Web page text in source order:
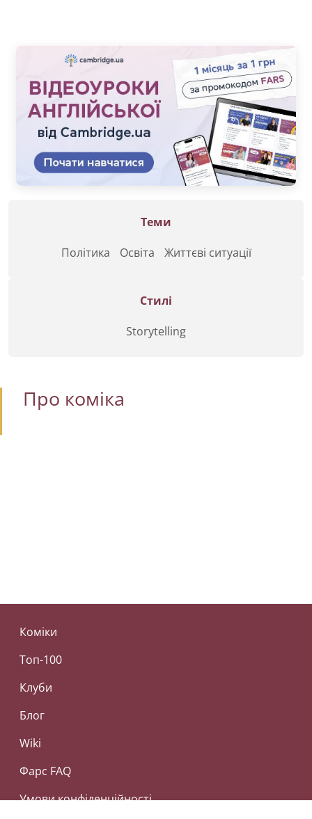
Теми
Політика
Освіта Життєві ситуації
Стилі
Storytelling
Про коміка
Коміки
Топ-100
Клуби
Блог
Wiki
Фарс FAQ
Умови конфіденційності